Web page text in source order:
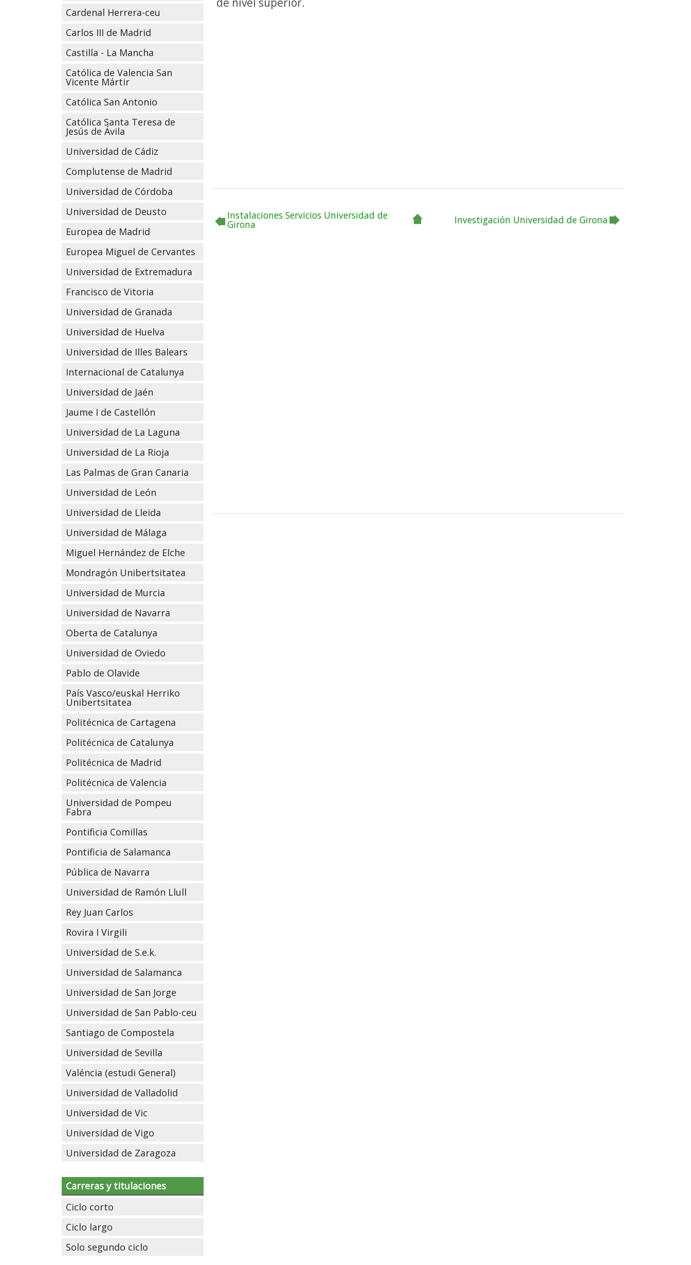
Cardenal Herrera-ceu
Carlos III de Madrid
Castilla - La Mancha
Católica de Valencia San
Vicente Mártir
Católica San Antonio
Católica Santa Teresa de
Jesús de Ávila
Universidad de Cádiz
Complutense de Madrid
Universidad de Córdoba
Universidad de Deusto
Europea de Madrid
Europea Miguel de Cervantes
Universidad de Extremadura
Francisco de Vitoria
Universidad de Granada
Universidad de Huelva
Universidad de Illes Balears
Internacional de Catalunya
Universidad de Jaén
Jaume I de Castellón
Universidad de La Laguna
Universidad de La Rioja
Las Palmas de Gran Canaria
Universidad de León
Universidad de Lleida
Universidad de Málaga
Miguel Hernández de Elche
Mondragón Unibertsitatea
Universidad de Murcia
Universidad de Navarra
Oberta de Catalunya
Universidad de Oviedo
Pablo de Olavide
País Vasco/euskal Herriko
Unibertsitatea
Politécnica de Cartagena
Politécnica de Catalunya
Politécnica de Madrid
Politécnica de Valencia
Universidad de Pompeu
Fabra
Pontificia Comillas
Pontificia de Salamanca
Pública de Navarra
Universidad de Ramón Llull
Rey Juan Carlos
Rovira I Virgili
Universidad de S.e.k.
Universidad de Salamanca
Universidad de San Jorge
Universidad de San Pablo-ceu
Santiago de Compostela
Universidad de Sevilla
Valéncia (estudi General)
Universidad de Valladolid
Universidad de Vic
Universidad de Vigo
Universidad de Zaragoza
Carreras y titulaciones
Ciclo corto
Ciclo largo
Solo segundo ciclo
Instalaciones Servicios Universidad de
Girona Investigación Universidad de Girona